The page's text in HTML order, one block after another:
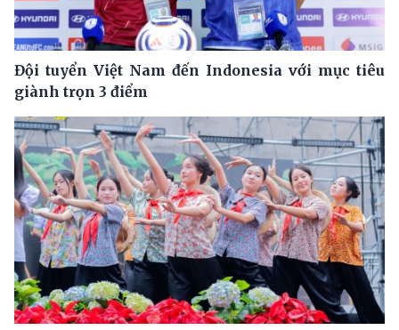
Đội tuyển Việt Nam đến Indonesia với mục tiêu
giành trọn 3 điểm